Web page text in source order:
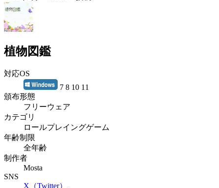
植物図鑑
対応OS
7 8 10 11
頒布形態
フリーウェア
カテゴリ
ロールプレイングゲーム
年齢制限
全年齢
制作者
Mosta
SNS
X（Twitter）